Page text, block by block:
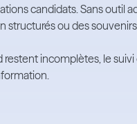
candidats. Sans outil
structurés ou des
restent incomplètes, le